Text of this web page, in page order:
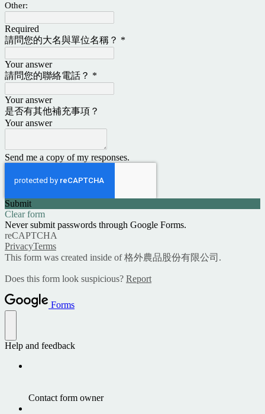
Other:
Required
請問您的大名與單位名稱？ *
Your answer
請問您的聯絡電話？ *
Your answer
是否有其他補充事項？
Your answer
Send me a copy of my responses.
Submit
Clear form
Never submit passwords through Google Forms.
reCAPTCHA
PrivacyTerms
This form was created inside of 格外農品股份有限公司.
Does this form look suspicious? Report
Forms
Help and feedback
Contact form owner